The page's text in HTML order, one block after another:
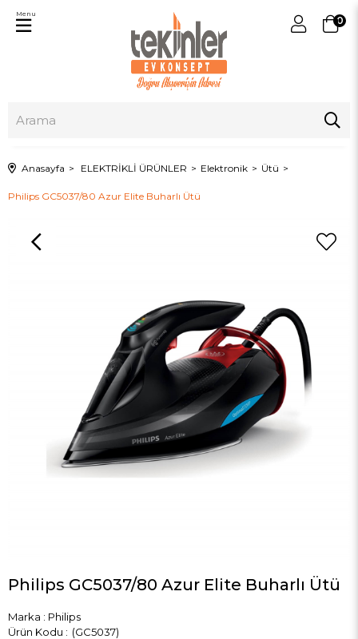
0
Menu
Anasayfa ELEKTRİKLİ ÜRÜNLER Elektronik Ütü
Philips GC5037/80 Azur Elite Buharlı Ütü
Philips GC5037/80 Azur Elite Buharlı Ütü
Marka : Philips
(GC5037)